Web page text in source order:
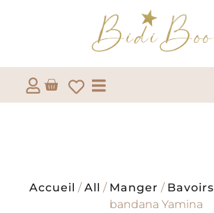
Accueil /All / Manger / Bavoirs
bandana Yamina